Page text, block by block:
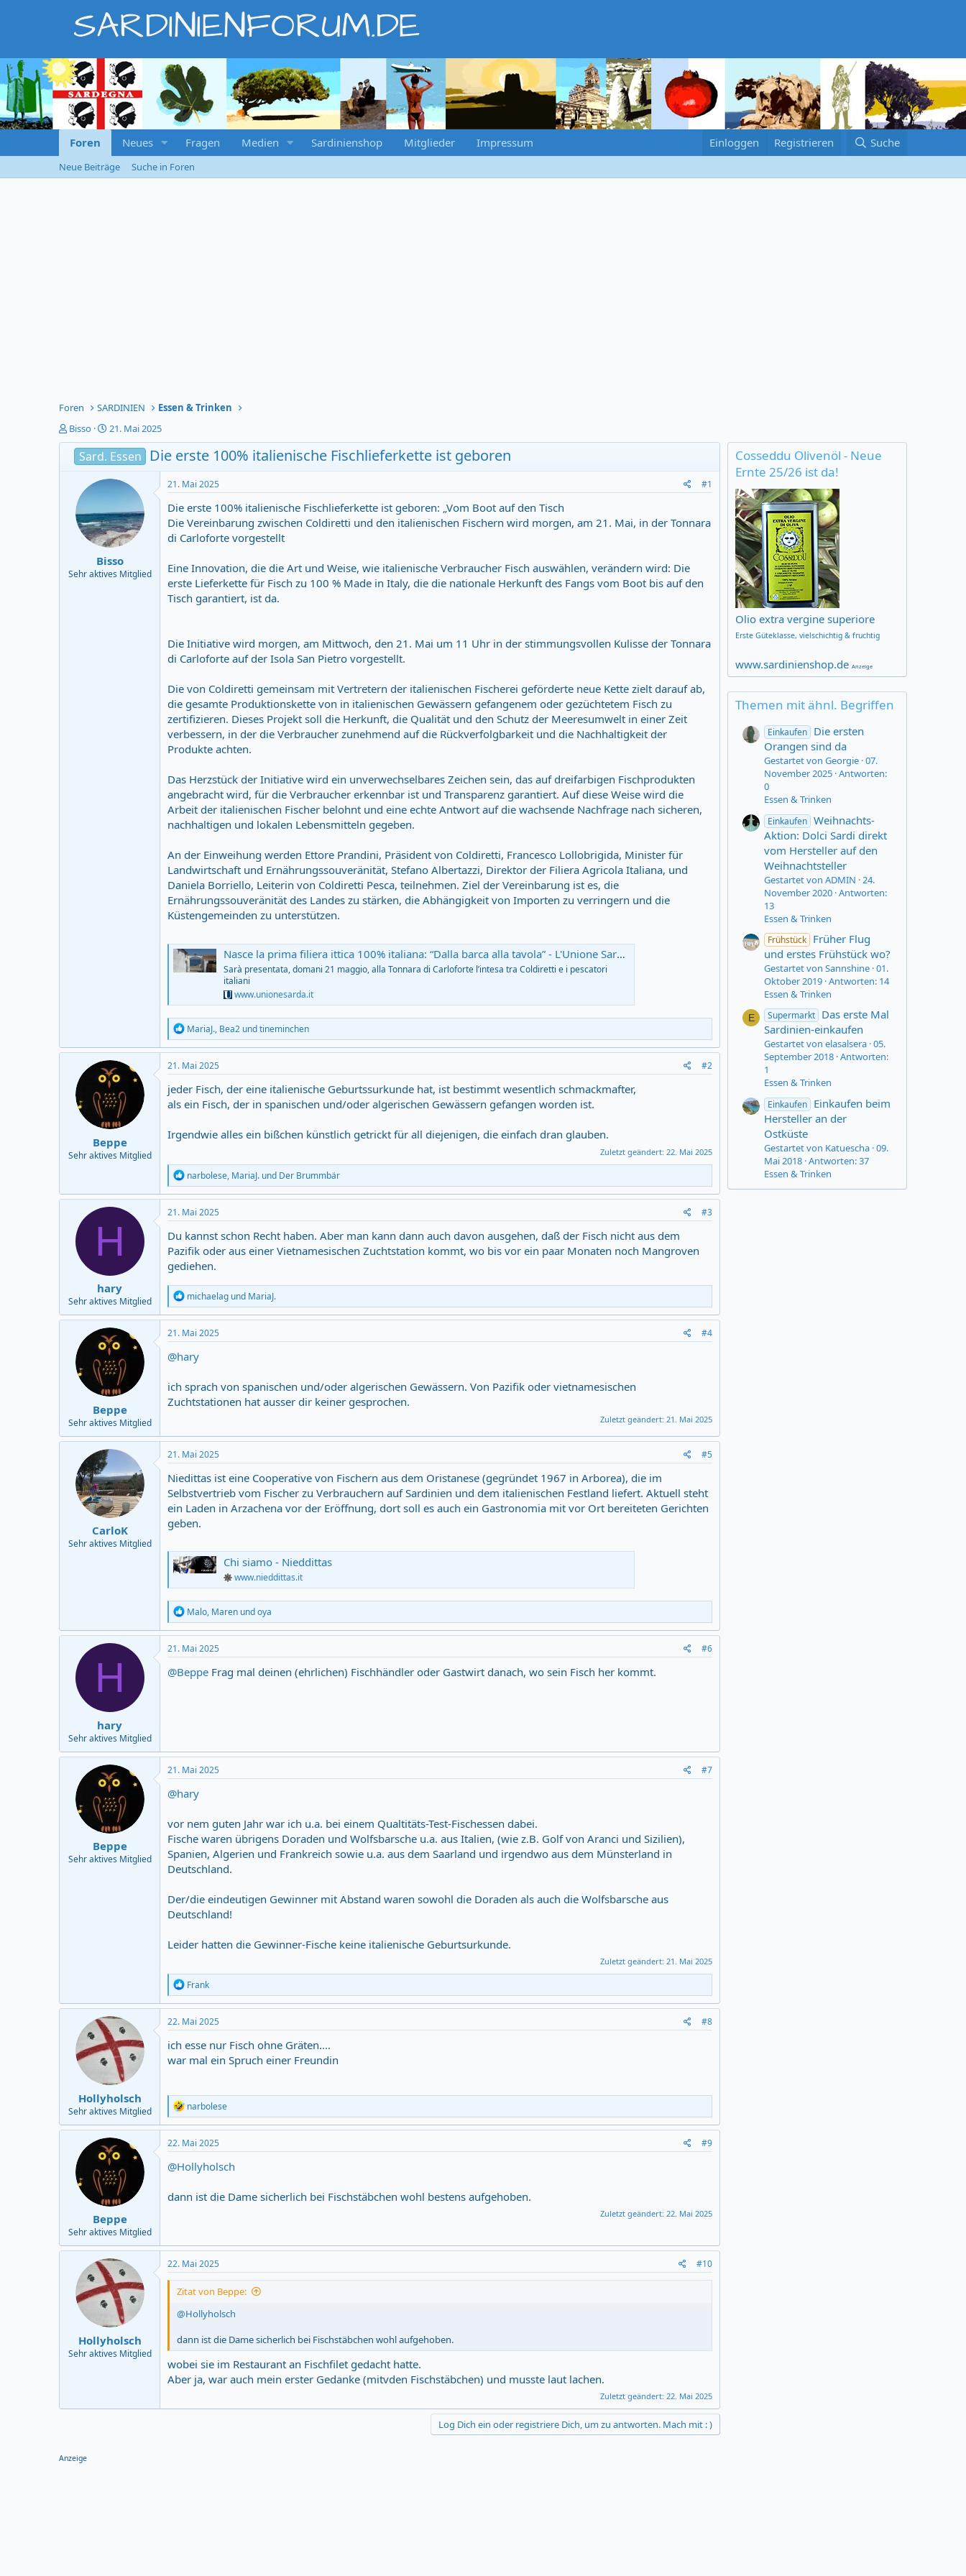
SARDINIENFORUM.DE
Foren Neues Fragen Medien Sardinienshop Mitglieder Impressum Einloggen Registrieren Suche
Neue Beiträge Suche in Foren
Foren SARDINIEN
Essen & Trinken
T
h
m
e
Bisso
S
t
a
r
t
t
u
m
21. Mai 2025
Sard. Essen Die erste 100% italienische Fischlieferkette ist geboren
Bisso
Sehr aktives Mitglied
21. Mai 2025 #1
Die erste 100% italienische Fischlieferkette ist geboren: „Vom Boot auf den Tisch
Die Vereinbarung zwischen Coldiretti und den italienischen Fischern wird morgen, am 21. Mai, in der Tonnara
di Carloforte vorgestellt
Eine Innovation, die die Art und Weise, wie italienische Verbraucher Fisch auswählen, verändern wird: Die
erste Lieferkette für Fisch zu 100 % Made in Italy, die die nationale Herkunft des Fangs vom Boot bis auf den
Tisch garantiert, ist da.
Die Initiative wird morgen, am Mittwoch, den 21. Mai um 11 Uhr in der stimmungsvollen Kulisse der Tonnara
di Carloforte auf der Isola San Pietro vorgestellt.
Die von Coldiretti gemeinsam mit Vertretern der italienischen Fischerei geförderte neue Kette zielt darauf ab,
die gesamte Produktionskette von in italienischen Gewässern gefangenem oder gezüchtetem Fisch zu
zertifizieren. Dieses Projekt soll die Herkunft, die Qualität und den Schutz der Meeresumwelt in einer Zeit
verbessern, in der die Verbraucher zunehmend auf die Rückverfolgbarkeit und die Nachhaltigkeit der
Produkte achten.
Das Herzstück der Initiative wird ein unverwechselbares Zeichen sein, das auf dreifarbigen Fischprodukten
angebracht wird, für die Verbraucher erkennbar ist und Transparenz garantiert. Auf diese Weise wird die
Arbeit der italienischen Fischer belohnt und eine echte Antwort auf die wachsende Nachfrage nach sicheren,
nachhaltigen und lokalen Lebensmitteln gegeben.
An der Einweihung werden Ettore Prandini, Präsident von Coldiretti, Francesco Lollobrigida, Minister für
Landwirtschaft und Ernährungssouveränität, Stefano Albertazzi, Direktor der Filiera Agricola Italiana, und
Daniela Borriello, Leiterin von Coldiretti Pesca, teilnehmen. Ziel der Vereinbarung ist es, die
Ernährungssouveränität des Landes zu stärken, die Abhängigkeit von Importen zu verringern und die
Küstengemeinden zu unterstützen.
Nasce la prima filiera ittica 100% italiana: “Dalla barca alla tavola” - L'Unione Sarda.it
Sarà presentata, domani 21 maggio, alla Tonnara di Carloforte l’intesa tra Coldiretti e i pescatori
italiani
www.unionesarda.it
R
e
a
c
t
i
o
n
:
MariaJ., Bea2 undtineminchen
Beppe
Sehr aktives Mitglied
21. Mai 2025 #2
jeder Fisch, der eine italienische Geburtssurkunde hat, ist bestimmt wesentlich schmackmafter,
als ein Fisch, der in spanischen und/oder algerischen Gewässern gefangen worden ist.
Irgendwie alles ein bißchen künstlich getrickt für all diejenigen, die einfach dran glauben.
Zuletzt geändert: 22. Mai 2025
R
e
a
c
t
i
o
n
s
narbolese, MariaJ. und Der Brummbär
H
hary
Sehr aktives Mitglied
21. Mai 2025 #3
Du kannst schon Recht haben. Aber man kann dann auch davon ausgehen, daß der Fisch nicht aus dem
Pazifik oder aus einer Vietnamesischen Zuchtstation kommt, wo bis vor ein paar Monaten noch Mangroven
gediehen.
R
e
a
c
t
i
o
s
:
michaelag und MariaJ.
Beppe
Sehr aktives Mitglied
21. Mai 2025 #4
@hary
ich sprach von spanischen und/oder algerischen Gewässern. Von Pazifik oder vietnamesischen
Zuchtstationen hat ausser dir keiner gesprochen.
Zuletzt geändert: 21. Mai 2025
CarloK
Sehr aktives Mitglied
21. Mai 2025 #5
Niedittas ist eine Cooperative von Fischern aus dem Oristanese (gegründet 1967 in Arborea), die im
Selbstvertrieb vom Fischer zu Verbrauchern auf Sardinien und dem italienischen Festland liefert. Aktuell steht
ein Laden in Arzachena vor der Eröffnung, dort soll es auch ein Gastronomia mit vor Ort bereiteten Gerichten
geben.
Chi siamo - Nieddittas
www.nieddittas.it
R
e
a
c
t
i
o
Malo, Maren undoya
H
hary
Sehr aktives Mitglied
21. Mai 2025 #6
@Beppe Frag mal deinen (ehrlichen) Fischhändler oder Gastwirt danach, wo sein Fisch her kommt.
Beppe
Sehr aktives Mitglied
21. Mai 2025 #7
@hary
vor nem guten Jahr war ich u.a. bei einem Qualtitäts-Test-Fischessen dabei.
Fische waren übrigens Doraden und Wolfsbarsche u.a. aus Italien, (wie z.B. Golf von Aranci und Sizilien),
Spanien, Algerien und Frankreich sowie u.a. aus dem Saarland und irgendwo aus dem Münsterland in
Deutschland.
Der/die eindeutigen Gewinner mit Abstand waren sowohl die Doraden als auch die Wolfsbarsche aus
Deutschland!
Leider hatten die Gewinner-Fische keine italienische Geburtsurkunde.
Zuletzt geändert: 21. Mai 2025
R
e
a
c
t
i
o
n
Frank
Hollyholsch
Sehr aktives Mitglied
22. Mai 2025 #8
ich esse nur Fisch ohne Gräten....
war mal ein Spruch einer Freundin
R
e
a
c
t
i
o
s
narbolese
Beppe
Sehr aktives Mitglied
22. Mai 2025 #9
@Hollyholsch
dann ist die Dame sicherlich bei Fischstäbchen wohl bestens aufgehoben.
Zuletzt geändert: 22. Mai 2025
Hollyholsch
Sehr aktives Mitglied
22. Mai 2025 #10
Zitat von Beppe:
@Hollyholsch
dann ist die Dame sicherlich bei Fischstäbchen wohl aufgehoben.
wobei sie im Restaurant an Fischfilet gedacht hatte.
Aber ja, war auch mein erster Gedanke (mitvden Fischstäbchen) und musste laut lachen.
Zuletzt geändert: 22. Mai 2025
Log Dich ein oder registriere Dich, um zu antworten. Mach mit : )
Anzeige
Cosseddu Olivenöl - Neue
Ernte 25/26 ist da!
Olio extra vergine superiore
Erste Güteklasse, vielschichtig & fruchtig
www.sardinienshop.de Anzeige
Themen mit ähnl. Begriffen
Einkaufen Die ersten
Orangen sind da
Gestartet von Georgie 07.
November 2025 Antworten:
0
Essen & Trinken
Einkaufen Weihnachts-
Aktion: Dolci Sardi direkt
vom Hersteller auf den
Weihnachtsteller
Gestartet von ADMIN 24.
November 2020 Antworten:
13
Essen & Trinken
Frühstück Früher Flug
und erstes Frühstück wo?
Gestartet von Sannshine 01.
Oktober 2019 Antworten: 14
Essen & Trinken
E Supermarkt Das erste Mal
Sardinien-einkaufen
Gestartet von elasalsera 05.
September 2018 Antworten:
1
Essen & Trinken
Einkaufen Einkaufen beim
Hersteller an der
Ostküste
Gestartet von Katuescha 09.
Mai 2018 Antworten: 37
Essen & Trinken